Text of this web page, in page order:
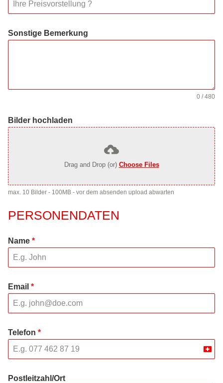
Sonstige Bemerkung
0 / 480
Bilder hochladen
Drag and Drop (or) Choose Files
max. 10 Bilder - 100MB - vor dem absenden upload abwarten
PERSONENDATEN
Name *
Email *
Telefon *
Postleitzahl/Ort